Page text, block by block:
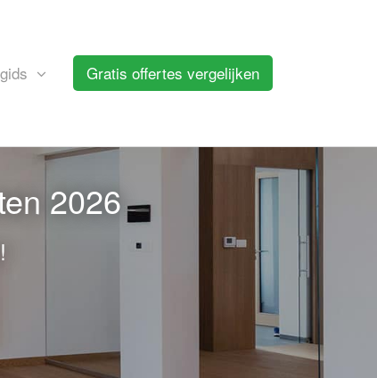
Gratis offertes vergelijken
2026